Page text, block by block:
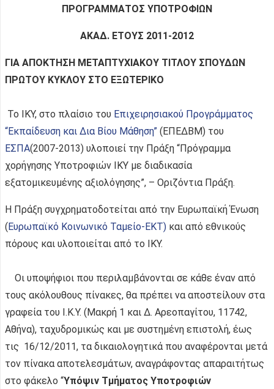
ΠΡΟΓΡΑΜΜΑΤΟΣ ΥΠΟΤΡΟΦΙΩΝ
ΑΚΑΔ. ΕΤΟΥΣ 2011-2012
ΓΙΑ ΑΠΟΚΤΗΣΗ ΜΕΤΑΠΤΥΧΙΑΚΟΥ ΤΙΤΛΟΥ ΣΠΟΥΔΩΝ
ΠΡΩΤΟΥ ΚΥΚΛΟΥ ΣΤΟ ΕΞΩΤΕΡΙΚΟ
Το ΙΚΥ, στο πλαίσιο του Επιχειρησιακού Προγράμματος
“Εκπαίδευση και Δια Βίου Μάθηση” (ΕΠΕΔΒΜ) του
ΕΣΠΑ(2007-2013) υλοποιεί την Πράξη “Πρόγραμμα
χορήγησης Υποτροφιών ΙΚΥ με διαδικασία
εξατομικευμένης αξιολόγησης”, – Οριζόντια Πράξη.
Η Πράξη συγχρηματοδοτείται από την Ευρωπαϊκή Ένωση
(Ευρωπαϊκό Κοινωνικό Ταμείο-ΕΚΤ) και από εθνικούς
πόρους και υλοποιείται από το ΙΚΥ.
Οι υποψήφιοι που περιλαμβάνονται σε κάθε έναν από
τους ακόλουθους πίνακες, θα πρέπει να αποστείλουν στα
γραφεία του Ι.Κ.Υ. (Μακρή 1 και Δ. Αρεοπαγίτου, 11742,
Αθήνα), ταχυδρομικώς και με συστημένη επιστολή, έως
τις 16/12/2011, τα δικαιολογητικά που αναφέρονται μετά
τον πίνακα αποτελεσμάτων, αναγράφοντας απαραιτήτως
στο φάκελο “Υπόψιν Τμήματος Υποτροφιών